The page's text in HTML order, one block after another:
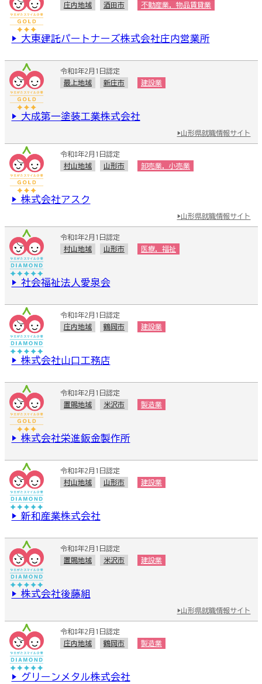
庄内地域
酒田市 不動産業，物品賃貸業
▶ 大東建託パートナーズ株式会社庄内営業所
令和8年2月1日認定
最上地域
新庄市 建設業
▶ 大成第一塗装工業株式会社
▶山形県就職情報サイト
令和8年2月1日認定
村山地域
山形市 卸売業，小売業
▶ 株式会社アスク
▶山形県就職情報サイト
令和8年2月1日認定
村山地域
山形市 医療，福祉
▶ 社会福祉法人愛泉会
令和8年2月1日認定
庄内地域
鶴岡市 建設業
▶ 株式会社山口工務店
令和8年2月1日認定
置賜地域
米沢市 製造業
▶ 株式会社栄進鈑金製作所
令和8年2月1日認定
村山地域
山形市 建設業
▶ 新和産業株式会社
令和8年2月1日認定
置賜地域
米沢市 建設業
▶ 株式会社後藤組
▶山形県就職情報サイト
令和8年2月1日認定
庄内地域
鶴岡市 製造業
▶ グリーンメタル株式会社